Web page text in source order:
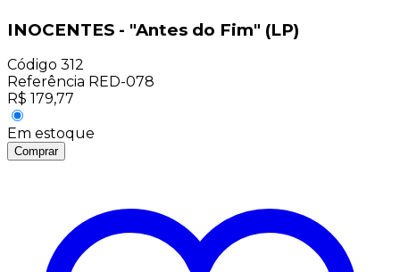
INOCENTES - "Antes do Fim" (LP)
Código 312
Referência RED-078
R$ 179,77
Em estoque
Comprar